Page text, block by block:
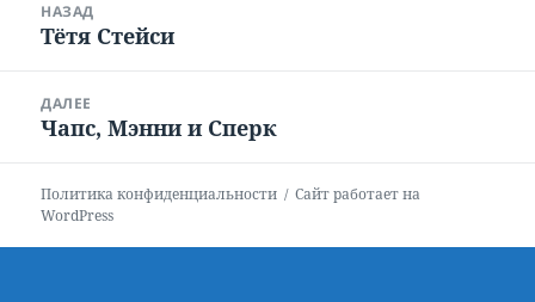
НАЗАД
Предыдущая
Тётя Стейси
ДАЛЕЕ
Следующая
Чапс, Мэнни и Сперк
Политика конфиденциальности
Сайт работает на
WordPress